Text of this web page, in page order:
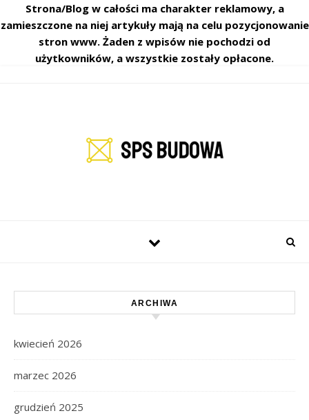
Strona/Blog w całości ma charakter reklamowy, a
zamieszczone na niej artykuły mają na celu pozycjonowanie
stron www. Żaden z wpisów nie pochodzi od
użytkowników, a wszystkie zostały opłacone.
ARCHIWA
kwiecień 2026
marzec 2026
grudzień 2025